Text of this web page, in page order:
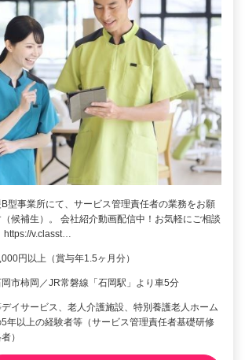
型事業所にて、サービス管理責任者の業務をお願
候補生）。 会社紹介動画配信中！お気軽にご相談
https://v.classt…
円以上（賞与年1.5ヶ月分）
市柿岡／JR常磐線「石岡駅」より車5分
イサービス、老人介護施設、特別養護老人ホーム
年以上の経験者等（サービス管理責任者基礎研修
）